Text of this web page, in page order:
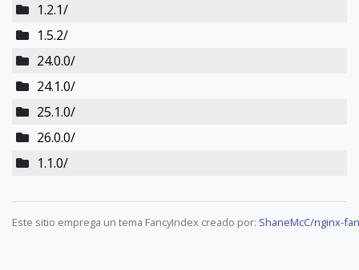
1.2.1/
1.5.2/
24.0.0/
24.1.0/
25.1.0/
26.0.0/
1.1.0/
Este sitio emprega un tema FancyIndex creado por: ShaneMcC/nginx-